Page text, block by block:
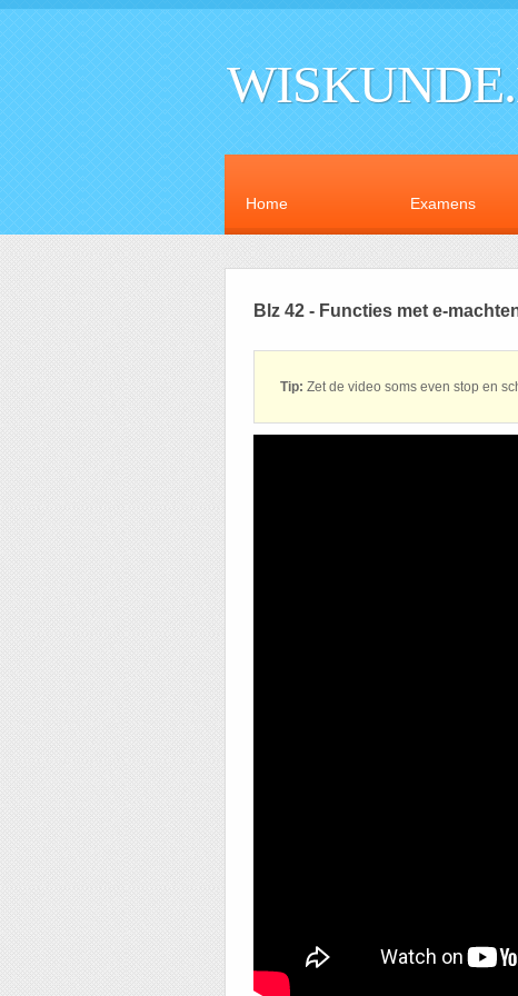
Home Examens
Blz 42 - Functies met e-
Tip: Zet de video soms even stop en